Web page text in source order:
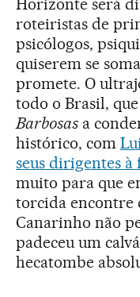
roteiristas de
psicólogos,
quiserem se
promete. O
todo o Brasil,
Barbosasa
histórico, com
seus dirigentes à
muito para que
torcida encontre
Canarinho não
padeceu um
hecatombe